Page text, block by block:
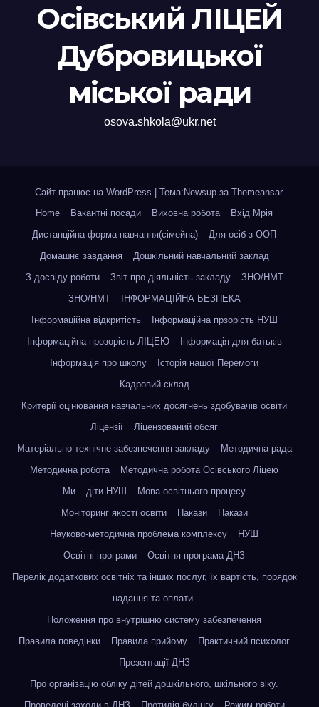
Осівський ЛІЦЕЙ
Дубровицької
міської ради
osova.shkola@ukr.net
Сайт працює на WordPress Тема:Newsup за Themeansar.
Home
Вакантні посади Виховна робота
Вхід Мрія
Дистанційна форма навчання(сімейна)
Для осіб з ООП
Домашнє завдання
Дошкільний навчальний заклад
З досвіду роботи
Звіт про діяльність закладу
ЗНО/НМТ
ЗНО/НМТ
ІНФОРМАЦІЙНА БЕЗПЕКА
Інформаційна відкритість
Інформаційна прзорість НУШ
Інформаційна прозорість ЛІЦЕЮ
Інформація для батьків
Інформація про школу
Історія нашої Перемоги
Кадровий склад
Критерії оцінювання навчальних досягнень здобувачів освіти
Ліцензії
Ліцензований обсяг
Матеріально-технічне забезпечення закладу
Методична рада
Методична робота
Методична робота Осівського Ліцею
Ми – діти НУШ
Мова освітнього процесу
Моніторинг якості освіти
Накази
Накази
Науково-методична проблема комплексу
НУШ
Освітні програми
Освітня програма ДНЗ
Перелік додаткових освітніх та інших послуг, їх вартість, порядок
надання та оплати.
Положення про внутрішню систему забезпечення
Правила поведінки
Правила прийому
Практичний психолог
Презентації ДНЗ
Про організацію обліку дітей дошкільного, шкільного віку.